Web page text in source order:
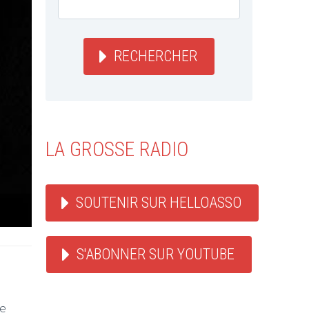
RECHERCHER
LA GROSSE RADIO
SOUTENIR SUR HELLOASSO
S'ABONNER SUR YOUTUBE